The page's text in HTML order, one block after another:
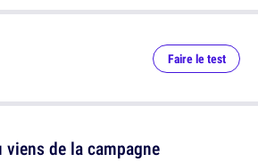
Faire le test
de la campagne